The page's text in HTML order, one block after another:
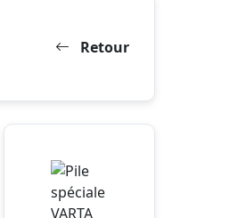
Retour